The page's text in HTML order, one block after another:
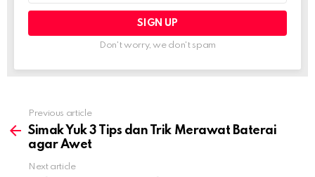
Don't worry, we don't spam
more
Previous article
Simak Yuk 3 Tips dan Trik Merawat Baterai
agar Awet
Next article